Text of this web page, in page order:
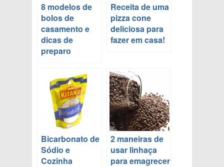
8 modelos de
bolos de
casamento e
dicas de
preparo
Receita de uma
pizza cone
deliciosa para
fazer em casa!
Bicarbonato de
Sódio e
Cozinha
2 maneiras de
usar linhaça
para emagrecer